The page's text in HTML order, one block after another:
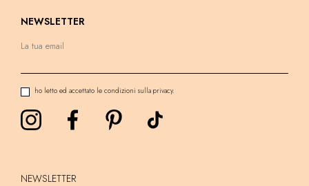
NEWSLETTER
ho letto ed accettato le condizioni sulla privacy.
NEWSLETTER